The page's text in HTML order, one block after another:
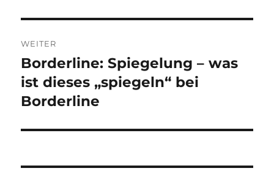
WEITER
Nächster
Beitrag:
Borderline: Spiegelung – was
ist dieses „spiegeln“ bei
Borderline